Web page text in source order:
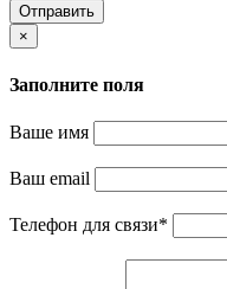
Отправить
×
Заполните поля
Ваше имя
Ваш email
Телефон для связи*